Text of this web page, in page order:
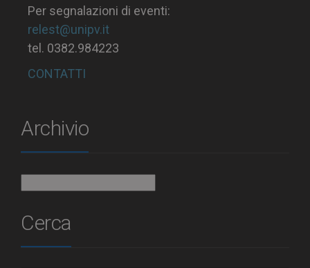
Per segnalazioni di eventi:
relest@unipv.it
tel. 0382.984223
CONTATTI
Archivio
Cerca